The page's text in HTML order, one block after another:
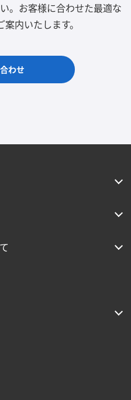
。 お客様に合わせた最適な
内いたします。
わせ